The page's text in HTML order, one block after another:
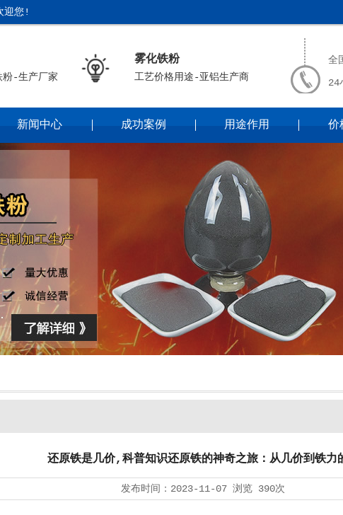
迎您!
粉-生产厂家
雾化铁粉
工艺价格用途-亚铝生产商
全
24
新闻中心 成功案例 用途作用 价
还原铁是几价,科普知识还原铁的神奇之旅：从几价到铁力
发布时间： 2023-11-07 浏览 390次